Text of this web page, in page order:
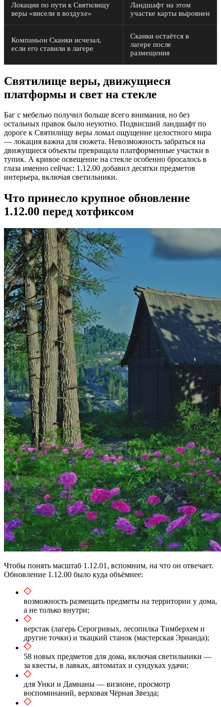
Локации по пути к Святилищу
веры «висели в воздухе»
Ландшафт на этом
участке карты выровнен
Компаньон Сканки исчезал,
если его ставили в лагере
Сканки остаётся в
лагере после
размещения
Святилище веры, движущиеся
платформы и свет на стекле
Баг с мебелью получил больше всего внимания, но без
остальных правок было неуютно. Подвисший ландшафт по
дороге к Святилищу веры ломал ощущение целостного мира
— локация важна для сюжета. Невозможность забраться на
движущиеся объекты превращала платформенные участки в
тупик. А кривое освещение на стекле особенно бросалось в
глаза именно сейчас: 1.12.00 добавил десятки предметов
интерьера, включая светильники.
Что принесло крупное обновление
1.12.00 перед хотфиксом
Чтобы понять масштаб 1.12.01, вспомним, на что он отвечает.
Обновление 1.12.00 было куда объёмнее:
возможность размещать предметы на территории у дома,
а не только внутри;
верстак (лагерь Серогривых, лесопилка Тимберхем и
другие точки) и ткацкий станок (мастерская Эрнанда);
58 новых предметов для дома, включая светильники —
за квесты, в лавках, автоматах и сундуках удачи;
для Унки и Дамианы — визионе, просмотр
воспоминаний, верховая Чёрная Звезда;